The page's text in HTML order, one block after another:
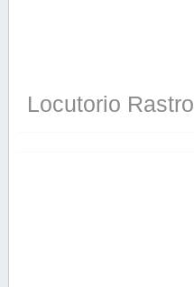
Locutorio Rastro